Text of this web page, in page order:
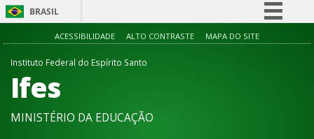
BRASIL
Simplifique!
ACESSIBILIDADE ALTO CONTRASTE MAPA DO SITE
Instituto Federal do Espírito Santo
Ifes
MINISTÉRIO DA EDUCAÇÃO